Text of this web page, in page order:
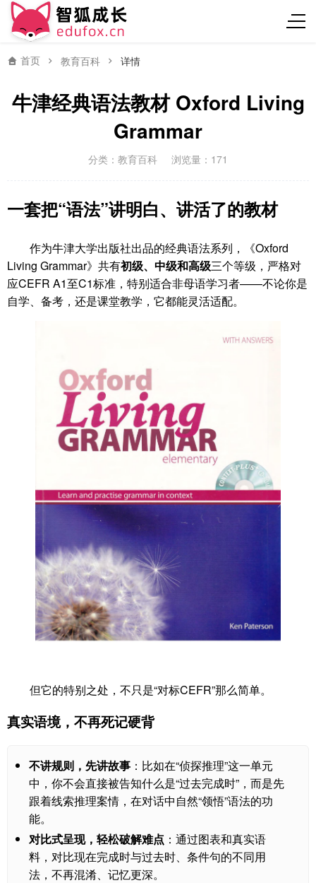
首页 教育百科 详情
牛津经典语法教材 Oxford Living
Grammar
分类： 教育百科 浏览量：171
一套把“语法”讲明白、讲活了的教材
作为牛津大学出版社出品的经典语法系列，《Oxford
Living Grammar》共有初级、中级和高级三个等级，严格对
应CEFR A1至C1标准，特别适合非母语学习者——不论你是
自学、备考，还是课堂教学，它都能灵活适配。
但它的特别之处，不只是“对标CEFR”那么简单。
真实语境，不再死记硬背
不讲规则，先讲故事 ：比如在“侦探推理”这一单元
中，你不会直接被告知什么是“过去完成时”，而是先
跟着线索推理案情，在对话中自然“领悟”语法的功
能。
对比式呈现，轻松破解难点 ：通过图表和真实语
料，对比现在完成时与过去时、条件句的不同用
法，不再混淆、记忆更深。